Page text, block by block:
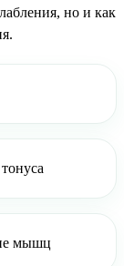
но и как
мышц